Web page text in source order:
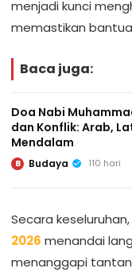
menjadi kunci
memastikan
Baca juga:
Doa Nabi
dan Konflik: Arab,
Mendalam
B Budaya 110 hari
Secara
2026 menandai
menanggapi